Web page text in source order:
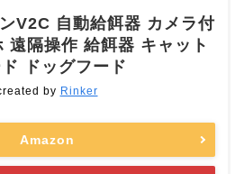
V2C 自動給餌器 カメラ付
遠隔操作 給餌器 キャット
ドッグフード
by Rinker
Amazon